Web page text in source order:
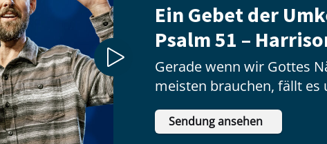
Ein Gebet der
Psalm 51 –
Gerade wenn wir Gottes
meisten brauchen, fällt es
schwersten, zu ihm zu
Sendung ansehen